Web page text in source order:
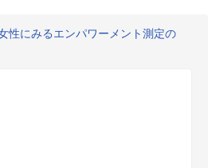
性にみるエンパワーメント測定の